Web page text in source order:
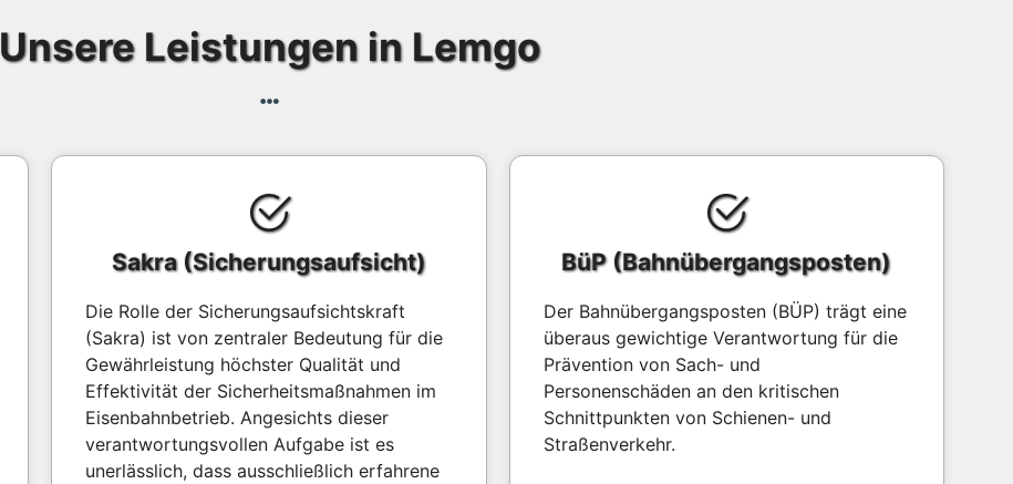
Unsere Leistungen in Lemgo
Sakra (Sicherungsaufsicht)
Die Rolle der Sicherungsaufsichtskraft
(Sakra) ist von zentraler Bedeutung für die
Gewährleistung höchster Qualität und
Effektivität der Sicherheitsmaßnahmen im
Eisenbahnbetrieb. Angesichts dieser
verantwortungsvollen Aufgabe ist es
unerlässlich, dass ausschließlich erfahrene
BüP (Bahnübergangsposten)
Der Bahnübergangsposten (BÜP) trägt eine
überaus gewichtige Verantwortung für die
Prävention von Sach- und
Personenschäden an den kritischen
Schnittpunkten von Schienen- und
Straßenverkehr.